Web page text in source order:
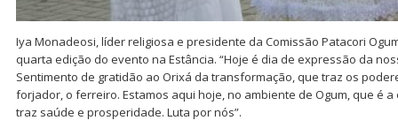
Iya Monadeosi, líder religiosa e presidente da Comissão Patacori
quarta edição do evento na Estância. “Hoje é dia de expressão da
Sentimento de gratidão ao Orixá da transformação, que traz os
forjador, o ferreiro. Estamos aqui hoje, no ambiente de Ogum, que é a
traz saúde e prosperidade. Luta por nós”.